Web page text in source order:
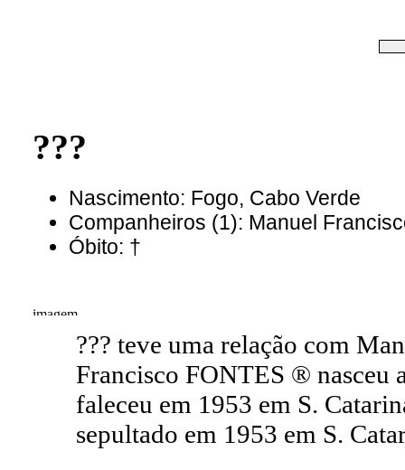
???
Nascimento: Fogo, Cabo Verde
Companheiros (1): Manuel
Óbito: †
??? teve uma relação com
Francisco FONTES ® nasceu
faleceu em 1953 em S.
sepultado em 1953 em S.